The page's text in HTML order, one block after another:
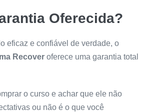
Oferecida?
eficaz e confiável de verdade, o
Recover oferece uma garantia total
o curso e achar que ele não
ou não é o que você